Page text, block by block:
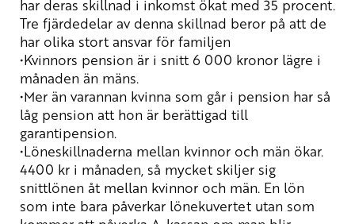
har deras skillnad i inkomst ökat med 35 procent.
Tre fjärdedelar av denna skillnad beror på att de
har olika stort ansvar för familjen
•Kvinnors pension är i snitt 6 000 kronor lägre i
månaden än mäns.
•Mer än varannan kvinna som går i pension har så
låg pension att hon är berättigad till
garantipension.
•Löneskillnaderna mellan kvinnor och män ökar.
4400 kr i månaden, så mycket skiljer sig
snittlönen åt mellan kvinnor och män. En lön
som inte bara påverkar lönekuvertet utan som